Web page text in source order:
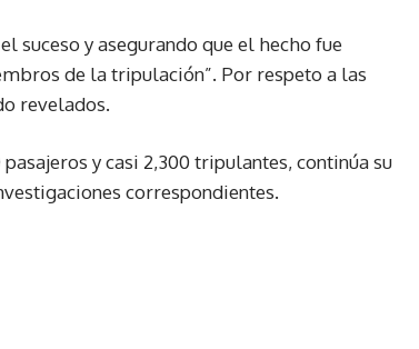
suceso y asegurando que el hecho fue
de la tripulación”. Por respeto a las
revelados.
y casi 2,300 tripulantes, continúa su
correspondientes.